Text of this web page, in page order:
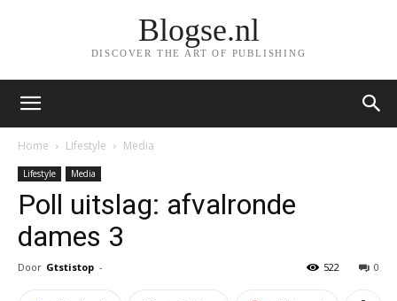
Blogse.nl
DISCOVER THE ART OF PUBLISHING
Home Lifestyle Media
Lifestyle Media
Poll uitslag: afvalronde
dames 3
Door Gtstistop - 0
522